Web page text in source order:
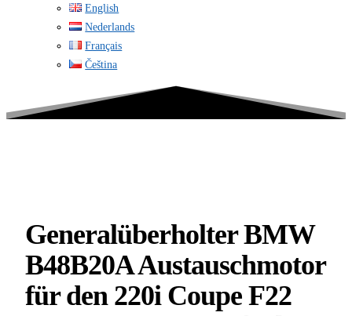
English
Nederlands
Français
Čeština
Generalüberholter BMW
B48B20A Austauschmotor
für den 220i Coupe F22